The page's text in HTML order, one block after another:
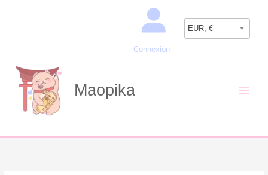
Connexion
EUR, €
Maopika
Recherche